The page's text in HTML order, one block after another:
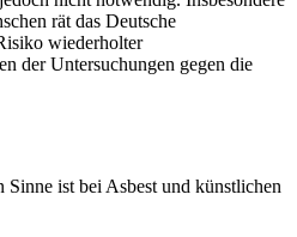
rät das Deutsche
wiederholter
der Untersuchungen gegen die
ist bei Asbest und künstlichen